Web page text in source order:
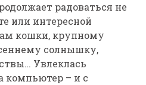
радоваться не
или интересной
кошки, крупному
солнышку,
Увлеклась
компьютер – и с